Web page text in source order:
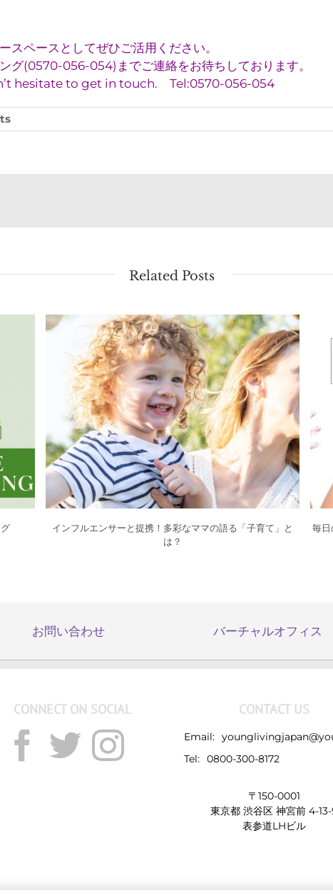
ペースとしてぜひご活用ください。
グ(0570-056-054)までご連絡をお待ちしております。
hesitate to get in touch. Tel:0570-056-054
Related Posts
インフルエンサーと提携！多彩なママの語る「子育て」と
は？
毎日
お問い合わせ バーチャルオフィス
CONNECT ON SOCIAL CONTACT US
Email:
Tel: 0800-300-8172
〒150-0001
東京都 渋谷区 神宮前 4-
表参道LHビル
Copyright 2019 - Young Living Essential Oils | All Rights Reserved